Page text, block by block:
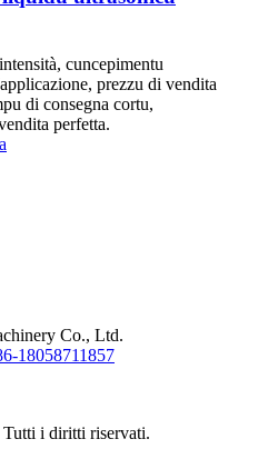
cuncepimentu
prezzu di vendita
di consegna cortu,
perfetta.
Co., Ltd.
18058711857
i diritti riservati.